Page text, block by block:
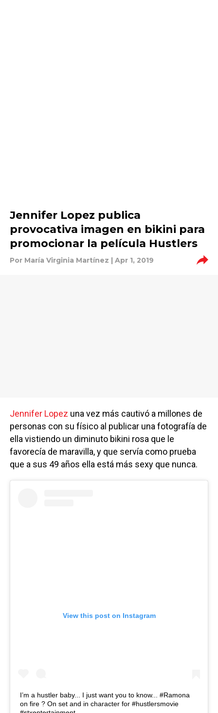
Jennifer Lopez publica
provocativa imagen en bikini para
promocionar la película Hustlers
Por María Virginia Martínez | Apr 1, 2019
Jennifer Lopez una vez más cautivó a millones de
personas con su físico al publicar una fotografía de
ella vistiendo un diminuto bikini rosa que le
favorecía de maravilla, y que servía como prueba
que a sus 49 años ella está más sexy que nunca.
View this post on Instagram
I’m a hustler baby... I just want you to know... #Ramona
on fire ? On set and in character for #hustlersmovie